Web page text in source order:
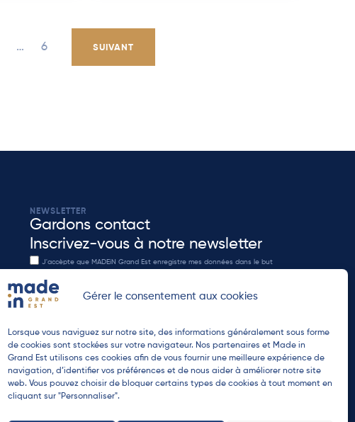
Gérer le consentement aux cookies
Lorsque vous naviguez sur notre site, des informations généralement sous forme
de cookies sont stockées sur votre navigateur. Nos partenaires et Made in
Grand Est utilisons ces cookies afin de vous fournir une meilleure expérience de
navigation, d’identifier vos préférences et de nous aider à améliorer notre site
web. Vous pouvez choisir de bloquer certains types de cookies à tout moment en
cliquant sur "Personnaliser".
… 6 SUIVANT
NEWSLETTER
Gardons contact
Inscrivez-vous à notre newsletter
J'accèpte que MADEiN Grand Est enregistre mes données dans le but